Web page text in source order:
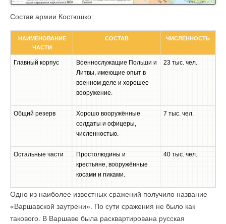
Состав армии Костюшко:
НАИМЕНОВАНИЕ
ЧАСТИ
СОСТАВ ЧИСЛЕННОСТЬ
Главный корпус
Военнослужащие Польши и
Литвы, имеющие опыт в
военном деле и хорошее
вооружение.
23 тыс. чел.
Общий резерв
Хорошо вооружённые
солдаты и офицеры,
численностью.
7 тыс. чел.
Остальные части
Простолюдины и
крестьяне, вооружённые
косами и пиками.
40 тыс. чел.
Одно из наиболее известных сражений получило название
«Варшавской заутрени». По сути сражения не было как
такового. В Варшаве была расквартирована русская